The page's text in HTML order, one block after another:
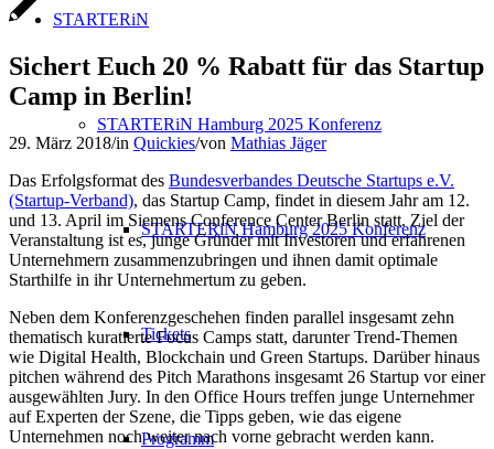
STARTERiN
STARTERiN Hamburg 2025 Konferenz
STARTERiN Hamburg 2025 Konferenz
Tickets
Programm
Sichert Euch 20 % Rabatt für das Startup
Camp in Berlin!
29. März 2018/in Quickies/von Mathias Jäger
Das Erfolgsformat des Bundesverbandes Deutsche Startups e.V.
(Startup-Verband), das Startup Camp, findet in diesem Jahr am 12.
und 13. April im Siemens Conference Center Berlin statt. Ziel der
Veranstaltung ist es, junge Gründer mit Investoren und erfahrenen
Unternehmern zusammenzubringen und ihnen damit optimale
Starthilfe in ihr Unternehmertum zu geben.
Neben dem Konferenzgeschehen finden parallel insgesamt zehn
thematisch kuratierte Focus Camps statt, darunter Trend-Themen
wie Digital Health, Blockchain und Green Startups. Darüber hinaus
pitchen während des Pitch Marathons insgesamt 26 Startup vor einer
ausgewählten Jury. In den Office Hours treffen junge Unternehmer
auf Experten der Szene, die Tipps geben, wie das eigene
Unternehmen noch weiter nach vorne gebracht werden kann.